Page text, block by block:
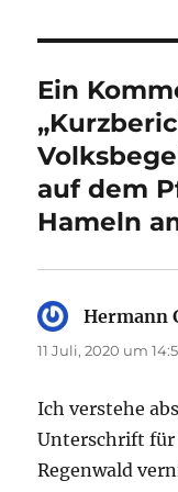
Ein
auf dem
Hameln
Hermann
11 Juli, 2020 um
Ich verstehe
Unterschrift für
Regenwald